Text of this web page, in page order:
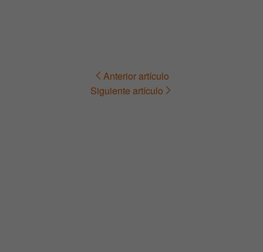
Navegación Anterior artículo
Siguiente artículo